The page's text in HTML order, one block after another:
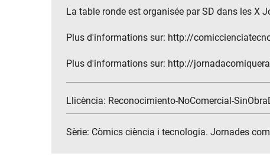
La table ronde est organisée par SD dans les X
Plus d'informations sur: http://
Plus d'informations sur: http://
Llicència: Reconocimiento-NoComercial-
Sèrie: Còmics ciència i tecnologia. Jornades